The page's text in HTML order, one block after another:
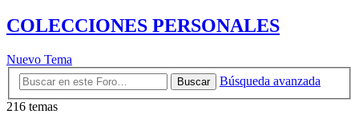
COLECCIONES PERSONALES
Nuevo Tema
Buscar
Búsqueda avanzada
216 temas